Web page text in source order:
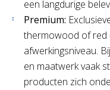
een langdurige
Premium:
thermowood of red
afwerkingsniveau.
en maatwerk vaak
producten zich